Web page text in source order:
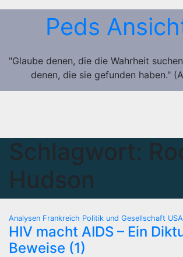
Zum
Peds
"Glaube denen, die die Wahrheit
denen, die sie gefunden haben."
Schlagwort:
Hudson
Analysen Frankreich Politik und Gesellschaft USA
HIV macht AIDS – Ein
Beweise (1)